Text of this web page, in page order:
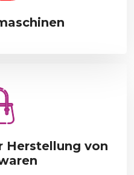
Herstellung von